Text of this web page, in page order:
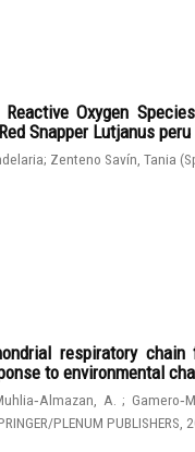
Oxygen
Snapper Lutjanus
; Zenteno Savín, Tania (
respiratory
to environmental
A.;
PLENUM PUBLISHERS